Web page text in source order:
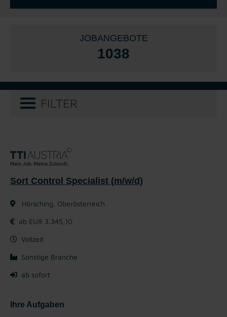
JOBANGEBOTE
1038
FILTER
Sort Control Specialist (m/w/d)
Hörsching, Oberösterreich
ab EUR 3.345,10
Vollzeit
Sonstige Branche
ab sofort
Ihre Aufgaben